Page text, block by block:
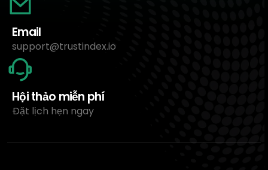
Email
support@trustindex.io
Hội thảo miễn phí
Đặt lịch hẹn ngay